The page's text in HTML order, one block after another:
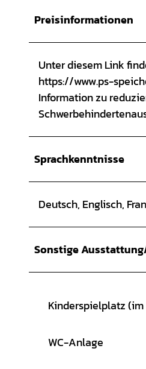
Preisinformationen
Unter diesem Link
https://www.ps-
Information zu
Sprachkenntnisse
Deutsch, Englisch,
Sonstige
Kinderspielplatz (im
WC-Anlage